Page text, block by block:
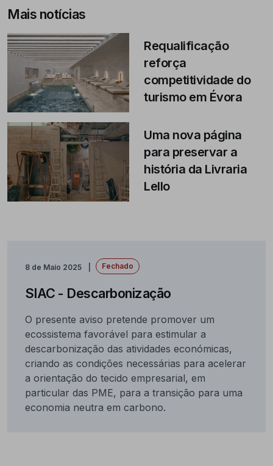
Mais notícias
Requalificação
reforça
competitividade do
turismo em Évora
Uma nova página
para preservar a
história da Livraria
Lello
8 de Maio 2025 Fechado
SIAC - Descarbonização
O presente aviso pretende promover um
ecossistema favorável para estimular a
descarbonização das atividades económicas,
criando as condições necessárias para acelerar
a orientação do tecido empresarial, em
particular das PME, para a transição para uma
economia neutra em carbono.